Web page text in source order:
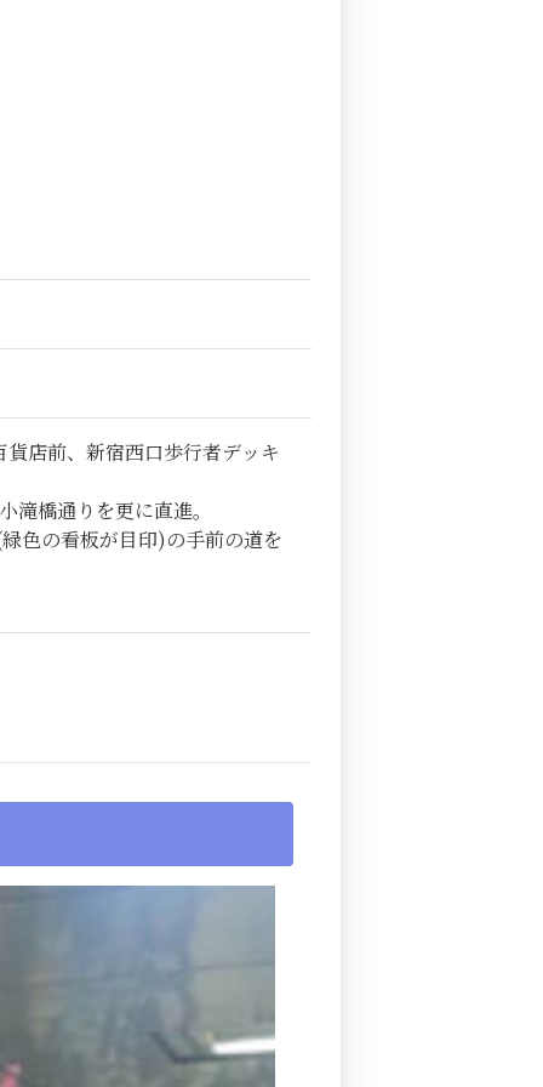
店前、新宿西口歩行者デッキ
橋通りを更に直進。
色の看板が目印)の手前の道を